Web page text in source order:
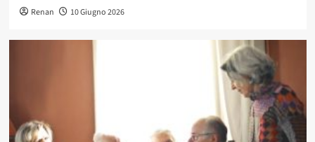
Renan 10 Giugno 2026